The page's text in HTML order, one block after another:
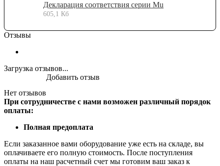
Декларация соответствия серии Mu
605,1 Кб
Отзывы
Загрузка отзывов...
Нет отзывов
Добавить отзыв
При сотрудничестве с нами возможен различный порядок
оплаты:
Полная предоплата
Если заказанное вами оборудование уже есть на складе, вы
оплачиваете его полную стоимость. После поступления
оплаты на наш расчетный счет мы готовим ваш заказ к